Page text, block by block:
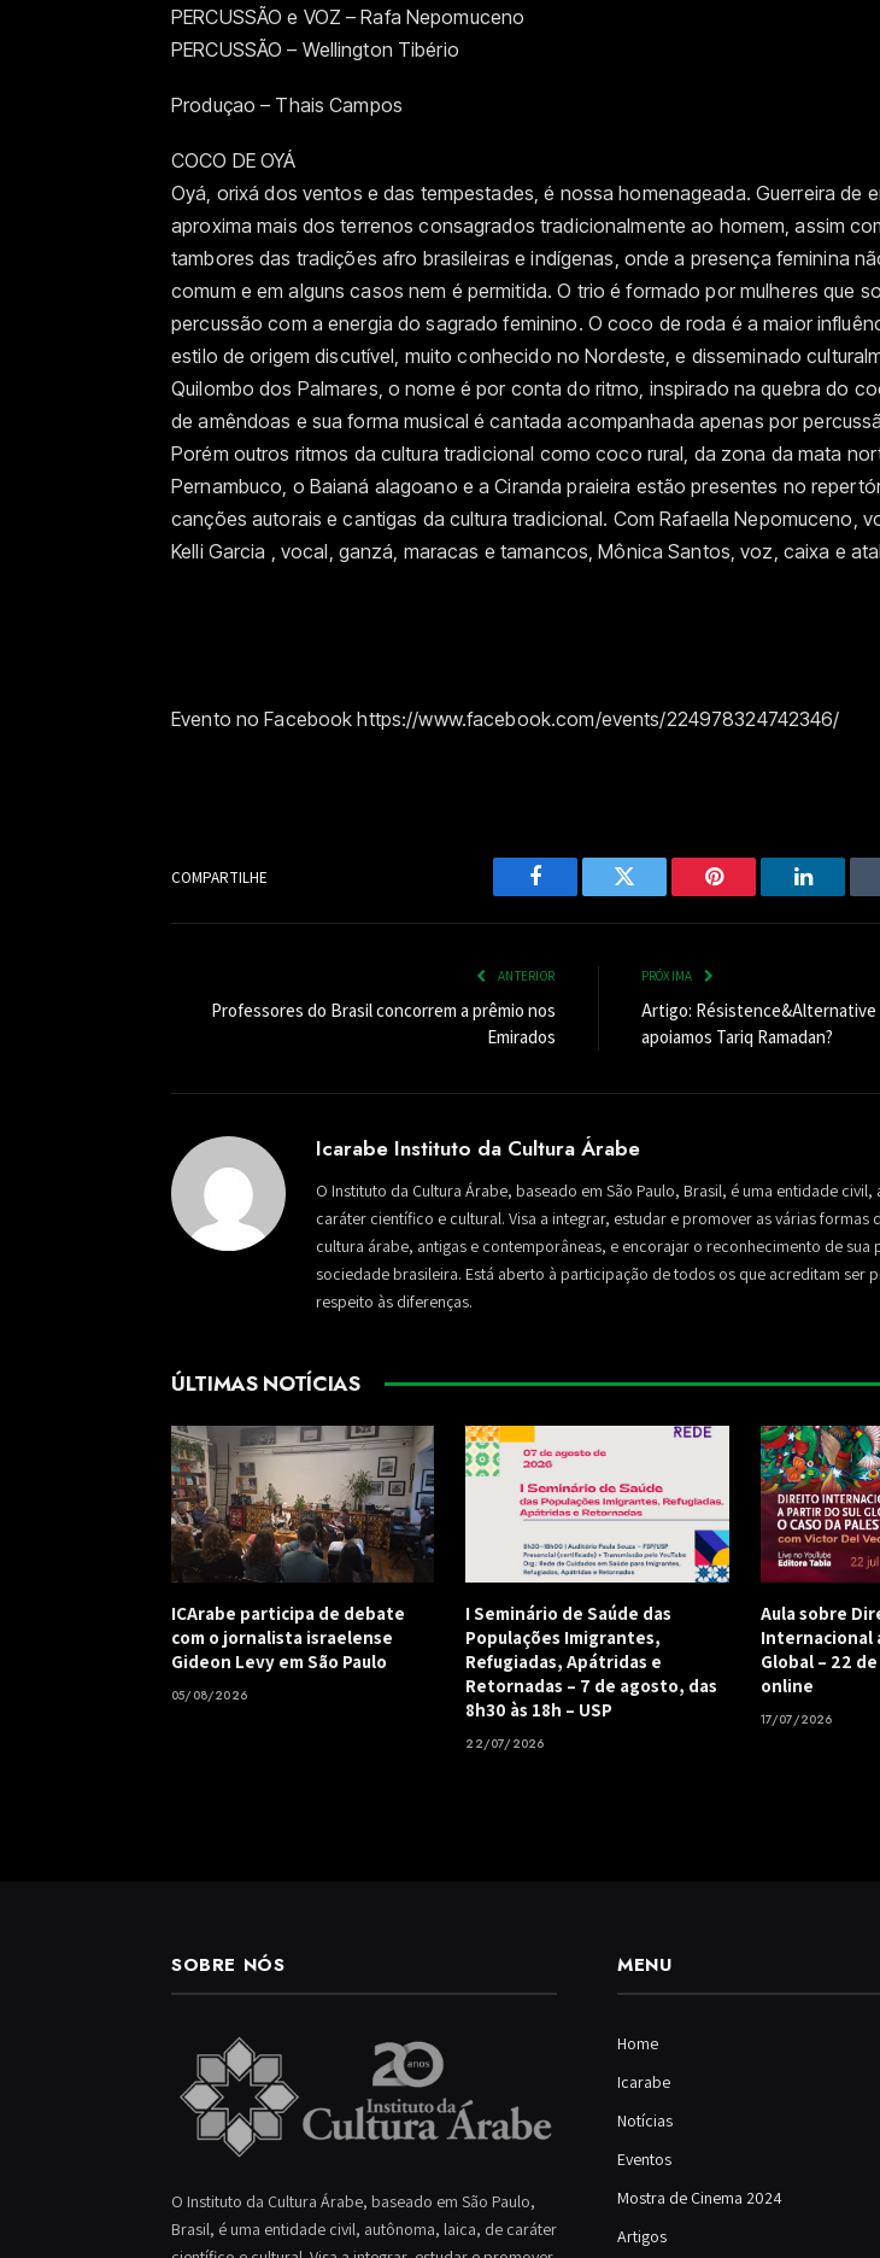
PERCUSSÃO e VOZ – Rafa Nepomuceno
PERCUSSÃO – Wellington Tibério
Produçao – Thais Campos
COCO DE OYÁ
Oyá, orixá dos ventos e das tempestades, é nossa homenageada. Guerreira de
aproxima mais dos terrenos consagrados tradicionalmente ao homem, assim
tambores das tradições afro brasileiras e indígenas, onde a presença feminina
comum e em alguns casos nem é permitida. O trio é formado por mulheres que
percussão com a energia do sagrado feminino. O coco de roda é a maior
estilo de origem discutível, muito conhecido no Nordeste, e disseminado
Quilombo dos Palmares, o nome é por conta do ritmo, inspirado na quebra do
de amêndoas e sua forma musical é cantada acompanhada apenas por
Porém outros ritmos da cultura tradicional como coco rural, da zona da mata
Pernambuco, o Baianá alagoano e a Ciranda praieira estão presentes no
canções autorais e cantigas da cultura tradicional. Com Rafaella Nepomuceno,
Kelli Garcia , vocal, ganzá, maracas e tamancos, Mônica Santos, voz, caixa e
Evento no Facebook https://www.facebook.com/events/224978324742346/
COMPARTILHE
Facebook Twitter Pinterest LinkedIn
ANTERIOR
Professores do Brasil concorrem a prêmio nos
Emirados
PRÓXIMA
Artigo: Résistence&Alternative
apoiamos Tariq Ramadan?
Icarabe Instituto da Cultura Árabe
O Instituto da Cultura Árabe, baseado em São Paulo, Brasil, é uma entidade
caráter científico e cultural. Visa a integrar, estudar e promover as várias formas
cultura árabe, antigas e contemporâneas, e encorajar o reconhecimento de sua
sociedade brasileira. Está aberto à participação de todos os que acreditam ser
respeito às diferenças.
ÚLTIMAS NOTÍCIAS
ICArabe participa de debate
com o jornalista israelense
Gideon Levy em São Paulo
05/08/2026
I Seminário de Saúde das
Populações Imigrantes,
Refugiadas, Apátridas e
Retornadas – 7 de agosto, das
8h30 às 18h – USP
22/07/2026
Aula sobre
Internacional
Global – 22
online
17/07/2026
SOBRE NÓS
O Instituto da Cultura Árabe, baseado em São Paulo,
Brasil, é uma entidade civil, autônoma, laica, de caráter
MENU
Home
Icarabe
Notícias
Eventos
Mostra de Cinema 2024
Artigos